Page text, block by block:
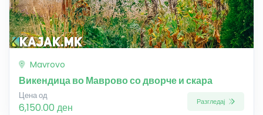
Mavrovo
Викендица во Маврово со дворче и скара
Цена од
6,150.00 ден Разгледај